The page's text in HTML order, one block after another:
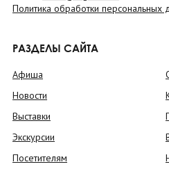
Политика обработки
РАЗДЕЛЫ САЙТА
Афиша
Новости
Выставки
Экскурсии
Посетителям